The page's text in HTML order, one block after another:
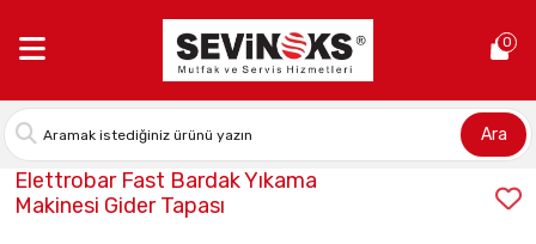
0
Ara
Stok Kodu:ELE-142060
Elettrobar Fast Bardak Yıkama
Makinesi Gider Tapası